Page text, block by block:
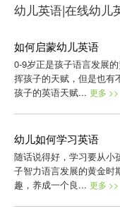
幼儿英语|在线幼儿
如何启蒙幼儿英语
0-9岁正是孩子语言发展
挥孩子的天赋，但是也有
孩子的英语天赋... 更多 >>
幼儿如何学习英语
随话说得好，学习要从小
子智力语言发展的黄金时
趣，养成一个良... 更多 >>